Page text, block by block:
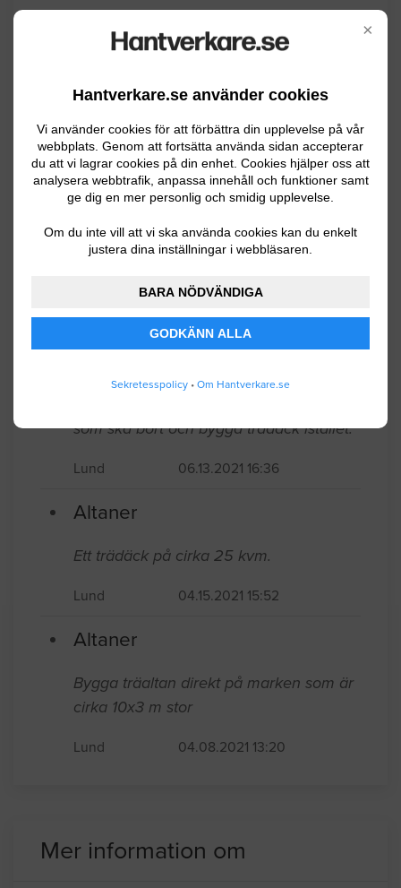
×
Hantverkare.se använder cookies
Vi använder cookies för att förbättra din upplevelse på vår
webbplats. Genom att fortsätta använda sidan accepterar
du att vi lagrar cookies på din enhet. Cookies hjälper oss att
analysera webbtrafik, anpassa innehåll och funktioner samt
ge dig en mer personlig och smidig upplevelse.
Om du inte vill att vi ska använda cookies kan du enkelt
justera dina inställningar i webbläsaren.
BARA NÖDVÄNDIGA
GODKÄNN ALLA
Sekretesspolicy • Om Hantverkare.se
Vill bygga trädäck på min nuvarande
stenlagda uteplats. Tänker mig ett
trädäck på ca 28kvm.
Lund 08.15.2022 20:34
Altaner
skärmtak över en del av nya trädäcket.
Jag har beffintligt stenplattor och rabatt
som ska bort och bygga trädäck istället.
Altaner
Ett trädäck på cirka 25 kvm.
Altaner
Bygga träaltan direkt på marken som är